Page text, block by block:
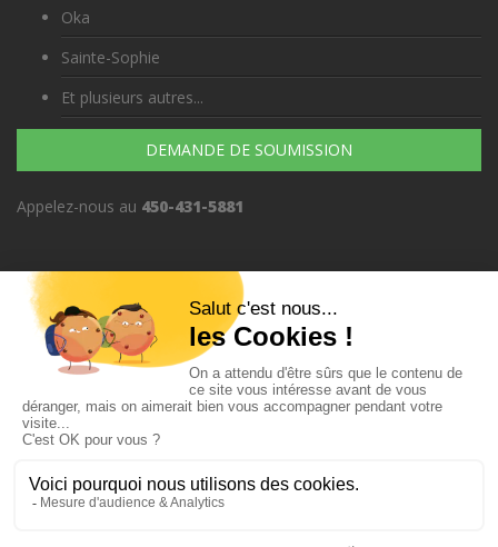
Oka
Sainte-Sophie
Et plusieurs autres...
DEMANDE DE SOUMISSION
Appelez-nous au 450-431-5881
fissures-de-fondation
Tous droits réservés ©www.locatapis.com•Sitemap •Créé et
hébergé chez MaPlateforme.ca•Conditions d'utilisation et politique